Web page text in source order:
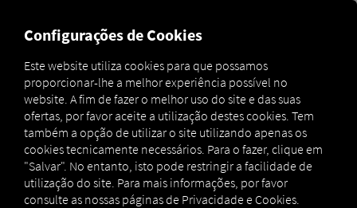
Marketplace
MAN
DigitalServices
MAN
Now
MAN TipMatic
Efficiency Plus
Inscreva-se e reserve já!
Configurações de Cookies
Este website utiliza cookies para que possamos
proporcionar-lhe a melhor experiência possível no
website. A fim de fazer o melhor uso do site e das suas
ofertas, por favor aceite a utilização destes cookies. Tem
também a opção de utilizar o site utilizando apenas os
cookies tecnicamente necessários. Para o fazer, clique em
"Salvar". No entanto, isto pode restringir a facilidade de
utilização do site. Para mais informações, por favor
consulte as nossas páginas de Privacidade e Cookies.